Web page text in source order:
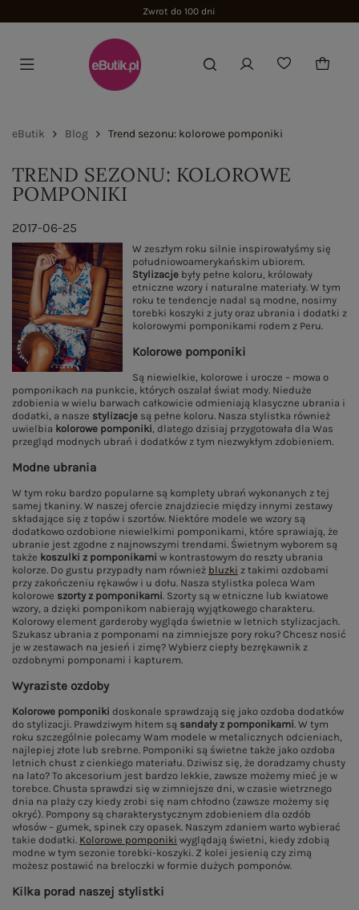
Zwrot do 100 dni
eButik Blog Trend sezonu: kolorowe pomponiki
TREND SEZONU: KOLOROWE
POMPONIKI
2017-06-25
W zeszłym roku silnie inspirowałyśmy się
południowoamerykańskim ubiorem.
Stylizacjebyły pełne koloru, królowały
etniczne wzory i naturalne materiały. W tym
roku te tendencje nadal są modne, nosimy
torebki koszyki z juty oraz ubrania i dodatki z
kolorowymi pomponikami rodem z Peru.
Kolorowe pomponiki
Są niewielkie, kolorowe i urocze – mowa o
pomponikach na punkcie, których oszalał świat mody. Nieduże
zdobienia w wielu barwach całkowicie odmieniają klasyczne ubrania i
dodatki, a nasze stylizacje są pełne koloru. Nasza stylistka również
uwielbia kolorowe pomponiki, dlatego dzisiaj przygotowała dla Was
przegląd modnych ubrań i dodatków z tym niezwykłym zdobieniem.
Modne ubrania
W tym roku bardzo popularne są komplety ubrań wykonanych z tej
samej tkaniny. W naszej ofercie znajdziecie między innymi zestawy
składające się z topów i szortów. Niektóre modele we wzory są
dodatkowo ozdobione niewielkimi pomponikami, które sprawiają, że
ubranie jest zgodne z najnowszymi trendami. Świetnym wyborem są
także koszulki z pomponikami w kontrastowym do reszty ubrania
kolorze. Do gustu przypadły nam również bluzki z takimi ozdobami
przy zakończeniu rękawów i u dołu. Nasza stylistka poleca Wam
kolorowe szorty z pomponikami. Szorty są w etniczne lub kwiatowe
wzory, a dzięki pomponikom nabierają wyjątkowego charakteru.
Kolorowy element garderoby wygląda świetnie w letnich stylizacjach.
Szukasz ubrania z pomponami na zimniejsze pory roku? Chcesz nosić
je w zestawach na jesień i zimę? Wybierz ciepły bezrękawnik z
ozdobnymi pomponami i kapturem.
Wyraziste ozdoby
Kolorowe pomponiki doskonale sprawdzają się jako ozdoba dodatków
do stylizacji. Prawdziwym hitem są sandały z pomponikami. W tym
roku szczególnie polecamy Wam modele w metalicznych odcieniach,
najlepiej złote lub srebrne. Pomponiki są świetne także jako ozdoba
letnich chust z cienkiego materiału. Dziwisz się, że doradzamy chusty
na lato? To akcesorium jest bardzo lekkie, zawsze możemy mieć je w
torebce. Chusta sprawdzi się w zimniejsze dni, w czasie wietrznego
dnia na plaży czy kiedy zrobi się nam chłodno (zawsze możemy się
okryć). Pompony są charakterystycznym zdobieniem dla ozdób
włosów – gumek, spinek czy opasek. Naszym zdaniem warto wybierać
takie dodatki. Kolorowe pomponiki wyglądają świetni, kiedy zdobią
modne w tym sezonie torebki-koszyki. Z kolei jesienią czy zimą
możesz postawić na breloczki w formie dużych pomponów.
Kilka porad naszej stylistki